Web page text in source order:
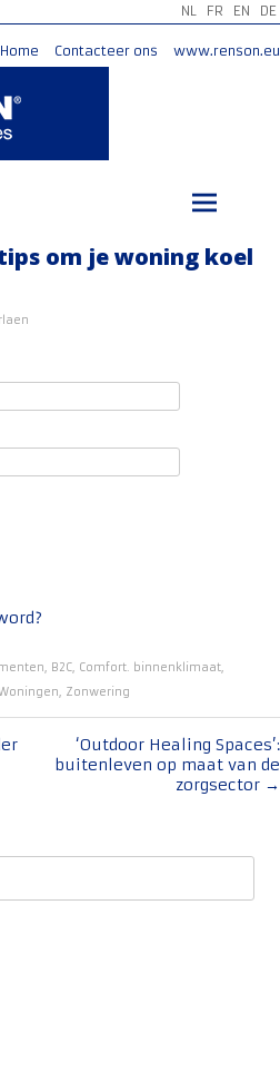
NL FR EN DE
Home Contacteer ons www.renson.eu
om je woning koel
, B2C, Comfort. binnenklimaat,
, Zonwering
‘Outdoor Healing Spaces’:
buitenleven op maat van de
zorgsector →